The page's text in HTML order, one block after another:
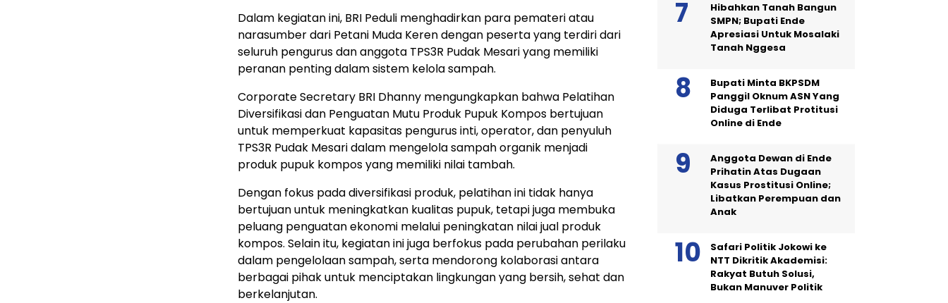
Dalam kegiatan ini, BRI Peduli menghadirkan para pemateri atau
narasumber dari Petani Muda Keren dengan peserta yang terdiri dari
seluruh pengurus dan anggota TPS3R Pudak Mesari yang memiliki
peranan penting dalam sistem kelola sampah.
Corporate Secretary BRI Dhanny mengungkapkan bahwa Pelatihan
Diversifikasi dan Penguatan Mutu Produk Pupuk Kompos bertujuan
untuk memperkuat kapasitas pengurus inti, operator, dan penyuluh
TPS3R Pudak Mesari dalam mengelola sampah organik menjadi
produk pupuk kompos yang memiliki nilai tambah.
Dengan fokus pada diversifikasi produk, pelatihan ini tidak hanya
bertujuan untuk meningkatkan kualitas pupuk, tetapi juga membuka
peluang penguatan ekonomi melalui peningkatan nilai jual produk
kompos. Selain itu, kegiatan ini juga berfokus pada perubahan perilaku
dalam pengelolaan sampah, serta mendorong kolaborasi antara
berbagai pihak untuk menciptakan lingkungan yang bersih, sehat dan
berkelanjutan.
Hibahkan Tanah Bangun
SMPN; Bupati Ende
Apresiasi Untuk Mosalaki
Tanah Nggesa
Bupati Minta BKPSDM
Panggil Oknum ASN Yang
Diduga Terlibat Protitusi
Online di Ende
Anggota Dewan di Ende
Prihatin Atas Dugaan
Kasus Prostitusi Online;
Libatkan Perempuan dan
Anak
Safari Politik Jokowi ke
NTT Dikritik Akademisi:
Rakyat Butuh Solusi,
Bukan Manuver Politik